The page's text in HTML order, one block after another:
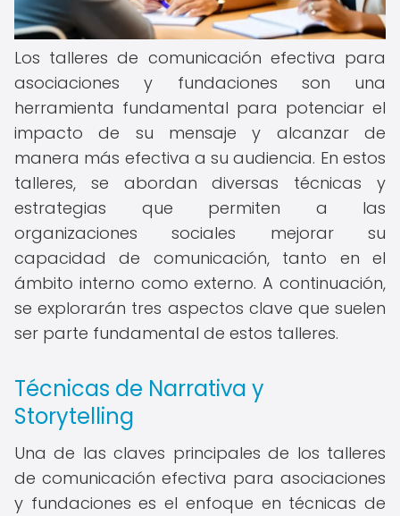
Los talleres de comunicación efectiva para
asociaciones y fundaciones son una
herramienta fundamental para potenciar el
impacto de su mensaje y alcanzar de
manera más efectiva a su audiencia. En estos
talleres, se abordan diversas técnicas y
estrategias que permiten a las
organizaciones sociales mejorar su
capacidad de comunicación, tanto en el
ámbito interno como externo. A continuación,
se explorarán tres aspectos clave que suelen
ser parte fundamental de estos talleres.
Técnicas de Narrativa y
Storytelling
Una de las claves principales de los talleres
de comunicación efectiva para asociaciones
y fundaciones es el enfoque en técnicas de